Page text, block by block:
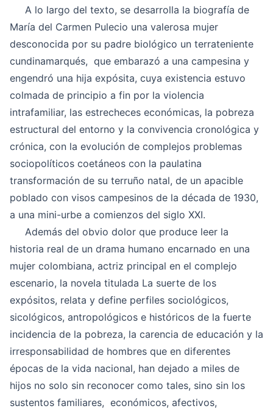
A lo largo del texto, se desarrolla la biografía de
María del Carmen Pulecio una valerosa mujer
desconocida por su padre biológico un terrateniente
cundinamarqués, que embarazó a una campesina y
engendró una hija expósita, cuya existencia estuvo
colmada de principio a fin por la violencia
intrafamiliar, las estrecheces económicas, la pobreza
estructural del entorno y la convivencia cronológica y
crónica, con la evolución de complejos problemas
sociopolíticos coetáneos con la paulatina
transformación de su terruño natal, de un apacible
poblado con visos campesinos de la década de 1930,
a una mini-urbe a comienzos del siglo XXI.
Además del obvio dolor que produce leer la
historia real de un drama humano encarnado en una
mujer colombiana, actriz principal en el complejo
escenario, la novela titulada La suerte de los
expósitos, relata y define perfiles sociológicos,
sicológicos, antropológicos e históricos de la fuerte
incidencia de la pobreza, la carencia de educación y la
irresponsabilidad de hombres que en diferentes
épocas de la vida nacional, han dejado a miles de
hijos no solo sin reconocer como tales, sino sin los
sustentos familiares, económicos, afectivos,